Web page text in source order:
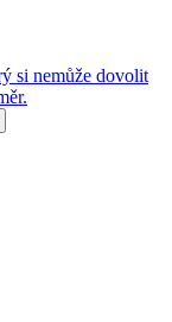
si nemůže dovolit